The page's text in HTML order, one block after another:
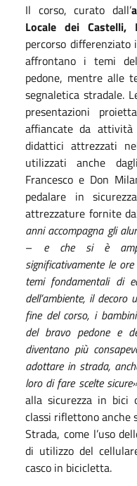
Il corso, curato dall’
Locale dei Castelli,
percorso differenziato
affrontano i temi
pedone, mentre alle
segnaletica stradale.
presentazioni
affiancate da attività
didattici attrezzati
utilizzati anche
Francesco e Don
pedalare in
attrezzature fornite
anni accompagna gli
– e che si è
significativamente le
temi fondamentali di
dell’ambiente, il decoro
fine del corso, i
del bravo pedone e
diventano più
adottare in strada,
loro di fare scelte sicure»
alla sicurezza in bici
classi riflettono anche
Strada, come l’uso
di utilizzo del
casco in bicicletta.